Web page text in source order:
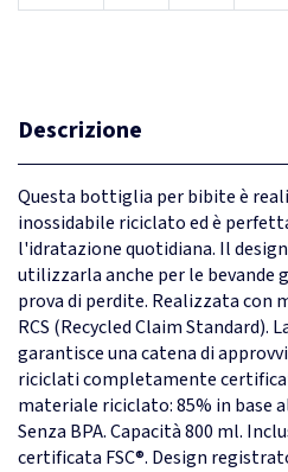
Descrizione
Questa bottiglia per bibite è
inossidabile riciclato ed è
l'idratazione quotidiana. Il
utilizzarla anche per le bevande
prova di perdite. Realizzata
RCS (Recycled Claim Standard).
garantisce una catena di
riciclati completamente
materiale riciclato: 85% in base
Senza BPA. Capacità 800 ml.
certificata FSC®. Design